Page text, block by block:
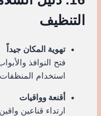
التنظيف
تهوية المكان جيداً
فتح النوافذ
استخدام
أقنعة وواقيات
ارتداء قناعين